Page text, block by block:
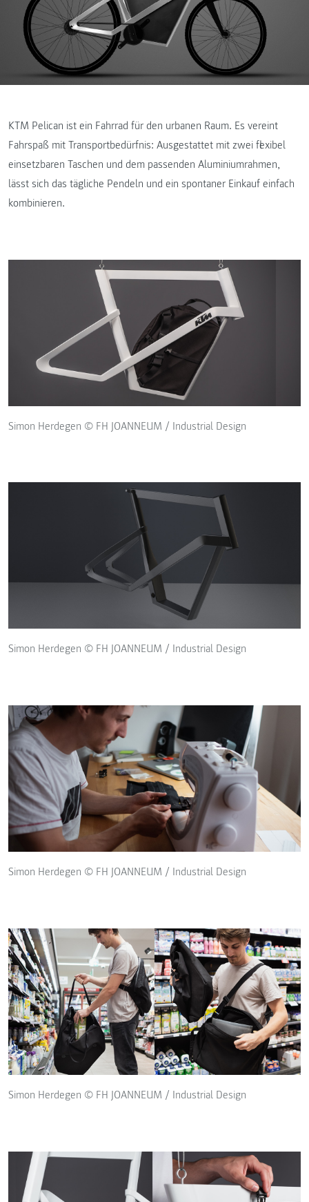
KTM Pelican ist ein Fahrrad für den urbanen Raum. Es vereint
Fahrspaß mit Transportbedürfnis: Ausgestattet mit zwei flexibel
einsetzbaren Taschen und dem passenden Aluminiumrahmen,
lässt sich das tägliche Pendeln und ein spontaner Einkauf einfach
kombinieren.
Simon Herdegen © FH JOANNEUM / Industrial Design
Simon Herdegen © FH JOANNEUM / Industrial Design
Simon Herdegen © FH JOANNEUM / Industrial Design
Simon Herdegen © FH JOANNEUM / Industrial Design